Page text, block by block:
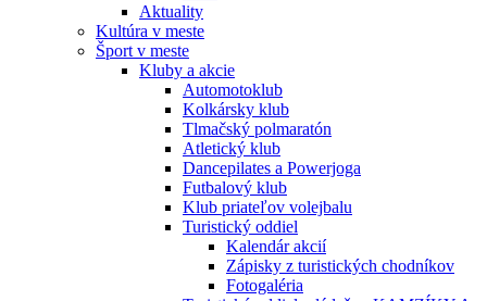
Aktuality
Kultúra v meste
Šport v meste
Kluby a akcie
Automotoklub
Kolkársky klub
Tlmačský polmaratón
Atletický klub
Dancepilates a Powerjoga
Futbalový klub
Klub priateľov volejbalu
Turistický oddiel
Kalendár akcií
Zápisky z turistických chodníkov
Fotogaléria